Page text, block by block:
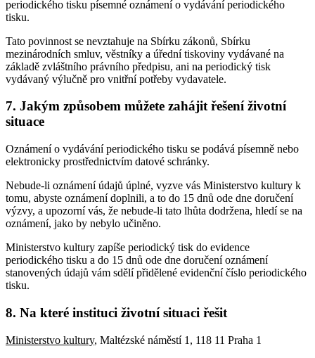
periodického tisku písemné oznámení o vydávání periodického
tisku.
Tato povinnost se nevztahuje na Sbírku zákonů, Sbírku
mezinárodních smluv, věstníky a úřední tiskoviny vydávané na
základě zvláštního právního předpisu, ani na periodický tisk
vydávaný výlučně pro vnitřní potřeby vydavatele.
7. Jakým způsobem můžete zahájit řešení životní
situace
Oznámení o vydávání periodického tisku se podává písemně nebo
elektronicky prostřednictvím datové schránky.
Nebude-li oznámení údajů úplné, vyzve vás Ministerstvo kultury k
tomu, abyste oznámení doplnili, a to do 15 dnů ode dne doručení
výzvy, a upozorní vás, že nebude-li tato lhůta dodržena, hledí se na
oznámení, jako by nebylo učiněno.
Ministerstvo kultury zapíše periodický tisk do evidence
periodického tisku a do 15 dnů ode dne doručení oznámení
stanovených údajů vám sdělí přidělené evidenční číslo periodického
tisku.
8. Na které instituci životní situaci řešit
Ministerstvo kultury, Maltézské náměstí 1, 118 11 Praha 1